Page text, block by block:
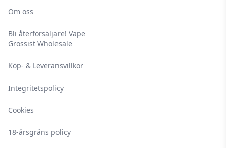
Om oss
Bli återförsäljare! Vape
Grossist Wholesale
Köp- & Leveransvillkor
Integritetspolicy
Cookies
18-årsgräns policy